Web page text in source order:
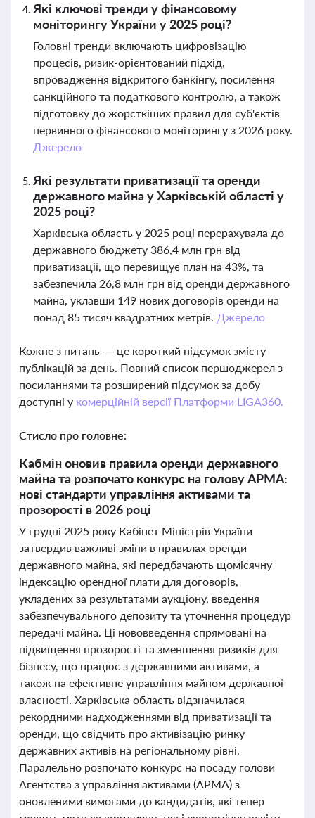
Які ключові тренди у фінансовому
моніторингу України у 2025 році?
Головні тренди включають цифровізацію
процесів, ризик-орієнтований підхід,
впровадження відкритого банкінгу, посилення
санкційного та податкового контролю, а також
підготовку до жорсткіших правил для суб'єктів
первинного фінансового моніторингу з 2026 року.
Джерело
Які результати приватизації та оренди
державного майна у Харківській області у
2025 році?
Харківська область у 2025 році перерахувала до
державного бюджету 386,4 млн грн від
приватизації, що перевищує план на 43%, та
забезпечила 26,8 млн грн від оренди державного
майна, уклавши 149 нових договорів оренди на
понад 85 тисяч квадратних метрів. Джерело
Кожне з питань — це короткий підсумок змісту
публікацій за день. Повний список першоджерел з
посиланнями та розширений підсумок за добу
доступні у комерційній версії Платформи LIGA360.
Стисло про головне:
Кабмін оновив правила оренди державного
майна та розпочато конкурс на голову АРМА:
нові стандарти управління активами та
прозорості в 2026 році
У грудні 2025 року Кабінет Міністрів України
затвердив важливі зміни в правилах оренди
державного майна, які передбачають щомісячну
індексацію орендної плати для договорів,
укладених за результатами аукціону, введення
забезпечувального депозиту та уточнення процедур
передачі майна. Ці нововведення спрямовані на
підвищення прозорості та зменшення ризиків для
бізнесу, що працює з державними активами, а
також на ефективне управління майном державної
власності. Харківська область відзначилася
рекордними надходженнями від приватизації та
оренди, що свідчить про активізацію ринку
державних активів на регіональному рівні.
Паралельно розпочато конкурс на посаду голови
Агентства з управління активами (АРМА) з
оновленими вимогами до кандидатів, які тепер